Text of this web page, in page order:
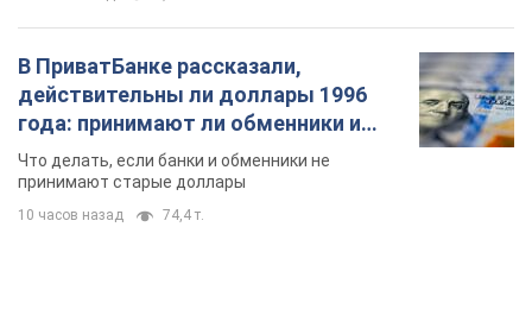
В ПриватБанке рассказали,
действительны ли доллары 1996
года: принимают ли обменники и
банки такие купюры
Что делать, если банки и обменники не
принимают старые доллары
10 часов назад 74,4 т.